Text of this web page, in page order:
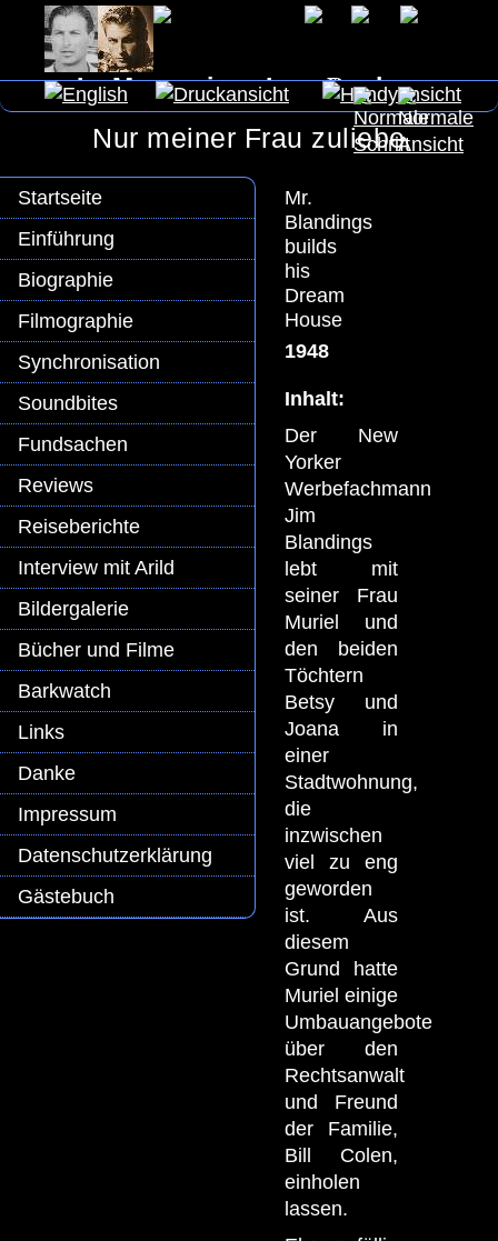
In Memoriam Lex Barker
Nur meiner Frau zuliebe
Startseite
Einführung
Biographie
Filmographie
Synchronisation
Soundbites
Fundsachen
Reviews
Reiseberichte
Interview mit Arild
Bildergalerie
Bücher und Filme
Barkwatch
Links
Danke
Impressum
Datenschutzerklärung
Gästebuch
Mr.
Blandings
builds
his
Dream
House
1948
Inhalt:
Der New
Yorker
Werbefachmann
Jim
Blandings
lebt mit
seiner Frau
Muriel und
den beiden
Töchtern
Betsy und
Joana in
einer
Stadtwohnung,
die
inzwischen
viel zu eng
geworden
ist. Aus
diesem
Grund hatte
Muriel einige
Umbauangebote
über den
Rechtsanwalt
und Freund
der Familie,
Bill Colen,
einholen
lassen.